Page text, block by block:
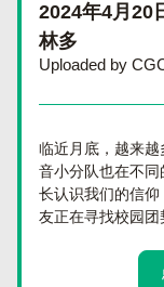
2024年4月20
林多
Uploaded by
临近月底，越来
音小分队也在不
长认识我们的信
友正在寻找校园